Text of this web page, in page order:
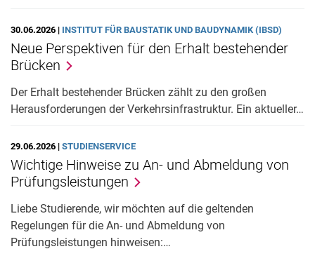
30.06.2026 | INSTITUT FÜR BAUSTATIK UND BAUDYNAMIK (IBSD)
Neue Perspektiven für den Erhalt bestehender
Brücken
Der Erhalt bestehender Brücken zählt zu den großen
Herausforderungen der Verkehrsinfrastruktur. Ein aktueller…
29.06.2026 | STUDIENSERVICE
Wichtige Hinweise zu An- und Abmeldung von
Prüfungsleistungen
Liebe Studierende, wir möchten auf die geltenden
Regelungen für die An- und Abmeldung von
Prüfungsleistungen hinweisen:…